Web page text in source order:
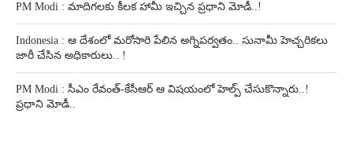
PM Modi : మాదిగలకు కీలక హామీ ఇచ్చిన ప్రధాని మోడీ..!
Indonesia : ఆ దేశంలో మరోసారి పేలిన అగ్నిపర్వతం.. సునామీ హెచ్చరికలు
జారీ చేసిన అధికారులు.. !
PM Modi : సీఎం రేవంత్-కేసీఆర్ ఆ విషయంలో హెల్ప్ చేసుకొన్నారు..!
ప్రధాని మోడీ..